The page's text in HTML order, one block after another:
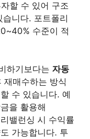
할 수 있어 구조
니다. 포트폴리
수준이 적
하기보다는 자동
재매수하는 방식
수 있습니다. 예
을 활용해
밸런싱 시 수익률
가능합니다. 투